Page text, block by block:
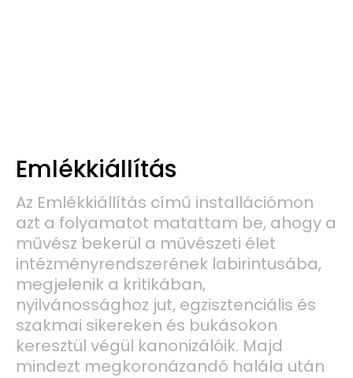
Emlékkiállítás
Az Emlékkiállítás című installációmon
azt a folyamatot matattam be, ahogy a
művész bekerül a művészeti élet
intézményrendszerének labirintusába,
megjelenik a kritikában,
nyilvánossághoz jut, egzisztenciális és
szakmai sikereken és bukásokon
keresztül végül kanonizálóik. Majd
mindezt megkoronázandó halála után